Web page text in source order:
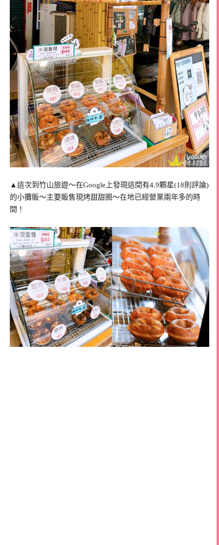
▲這次到竹山旅遊～在Google上發現這間有4.9顆星(18則評論)
的小攤販～主要販售現烤甜甜圈～在地已經營業兩年多的時
間！